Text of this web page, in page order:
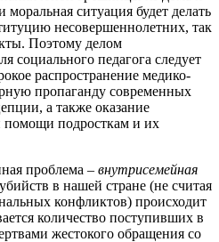
ситуа­ция будет делать
несовершеннолетних, так
Поэтому делом
со­циального педагога следует
распространение медико-
пропаганду современных
а также оказание
помощи подросткам и их
проблема – внутрисемейная
в на­шей стране (не считая
конфликтов) происходит
количество поступивших в
жестокого обращения со